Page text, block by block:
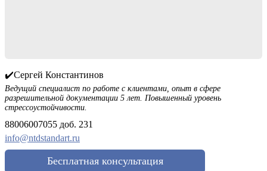
✔️Сергей Константинов
Ведущий специалист по работе с клиентами, опыт в сфере
разрешительной документации 5 лет. Повышенный уровень
стрессоустойчивости.
88006007055 доб. 231
info@ntdstandart.ru
Бесплатная консультация